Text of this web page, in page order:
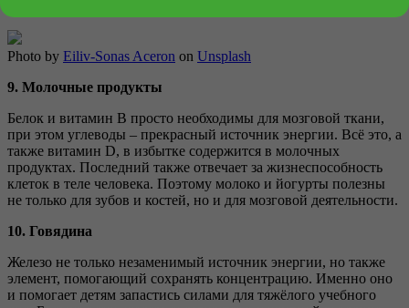
Photo by Eiliv-Sonas Aceron on Unsplash
9. Молочные продукты
Белок и витамин В просто необходимы для мозговой ткани,
при этом углеводы – прекрасный источник энергии. Всё это, а
также витамин D, в избытке содержится в молочных
продуктах. Последний также отвечает за жизнеспособность
клеток в теле человека. Поэтому молоко и йогурты полезны
не только для зубов и костей, но и для мозговой деятельности.
10. Говядина
Железо не только незаменимый источник энергии, но также
элемент, помогающий сохранять концентрацию. Именно оно
и помогает детям запастись силами для тяжёлого учебного